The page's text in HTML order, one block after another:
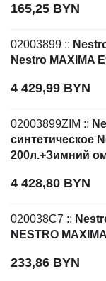
165,25 BYN
02003899 ::
Nestro MAXIMA
4 429,99 BYN
02003899ZIM ::
синтетическое
200л.+Зимний
4 428,80 BYN
020038C7 ::
NESTRO
233,86 BYN